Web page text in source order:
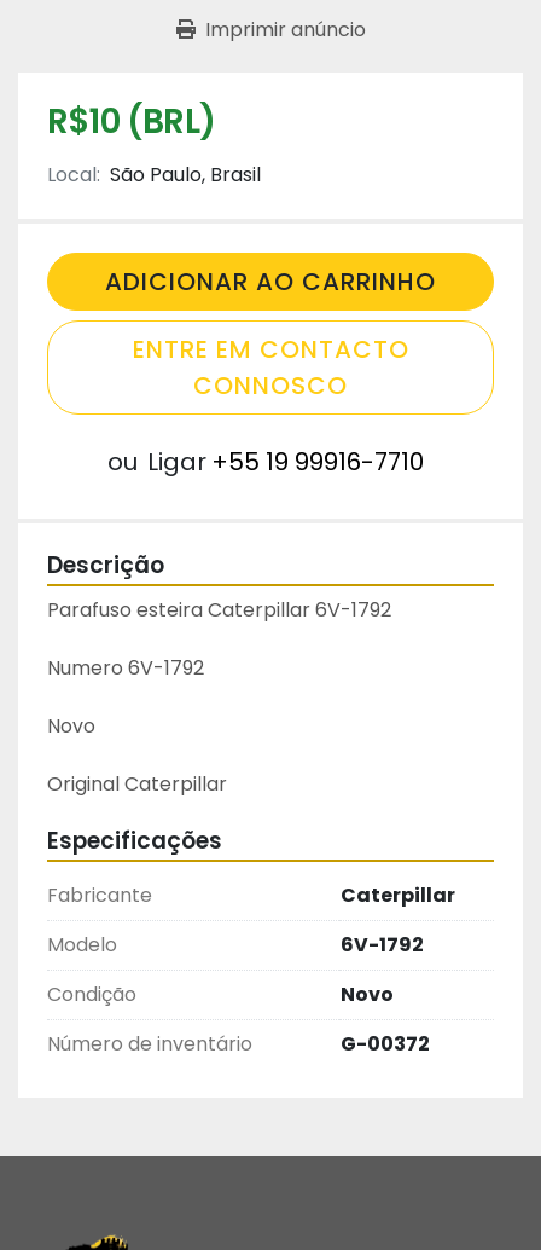
Imprimir anúncio
R$10 (BRL)
Local: São Paulo, Brasil
ADICIONAR AO CARRINHO
ENTRE EM CONTACTO
CONNOSCO
ou Ligar +55 19 99916-7710
Descrição
Parafuso esteira Caterpillar 6V-1792
Numero 6V-1792
Novo
Original Caterpillar
Especificações
Fabricante
Caterpillar
Modelo
6V-1792
Condição
Novo
Número de inventário
G-00372